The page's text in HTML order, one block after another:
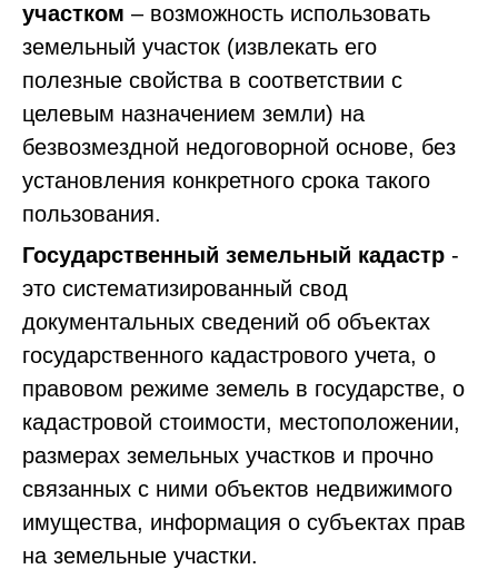
участком – возможность использовать
земельный участок (извлекать его
полезные свойства в соответствии с
целевым назначением земли) на
безвозмездной недоговорной основе, без
установления конкретного срока такого
пользования.
Государственный земельный кадастр -
это систематизированный свод
документальных сведений об объектах
государственного кадастрового учета, о
правовом режиме земель в государстве, о
кадастровой стоимости, местоположении,
размерах земельных участков и прочно
связанных с ними объектов недвижимого
имущества, информация о субъектах прав
на земельные участки.